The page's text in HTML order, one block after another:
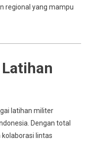
regional yang mampu
latihan militer
Dengan total
lintas